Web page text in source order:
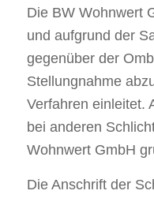
Die BW Wohnwert
und aufgrund der
gegenüber der
Stellungnahme
Verfahren einleitet.
bei anderen
Wohnwert GmbH
Die Anschrift der